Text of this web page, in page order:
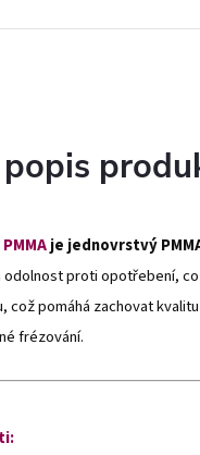
je jednovrstvý
proti opotřebení,
což pomáhá zachovat
frézování.